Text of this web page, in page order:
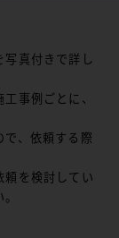
真付きで詳し
事例ごとに、
、依頼する際
を検討してい